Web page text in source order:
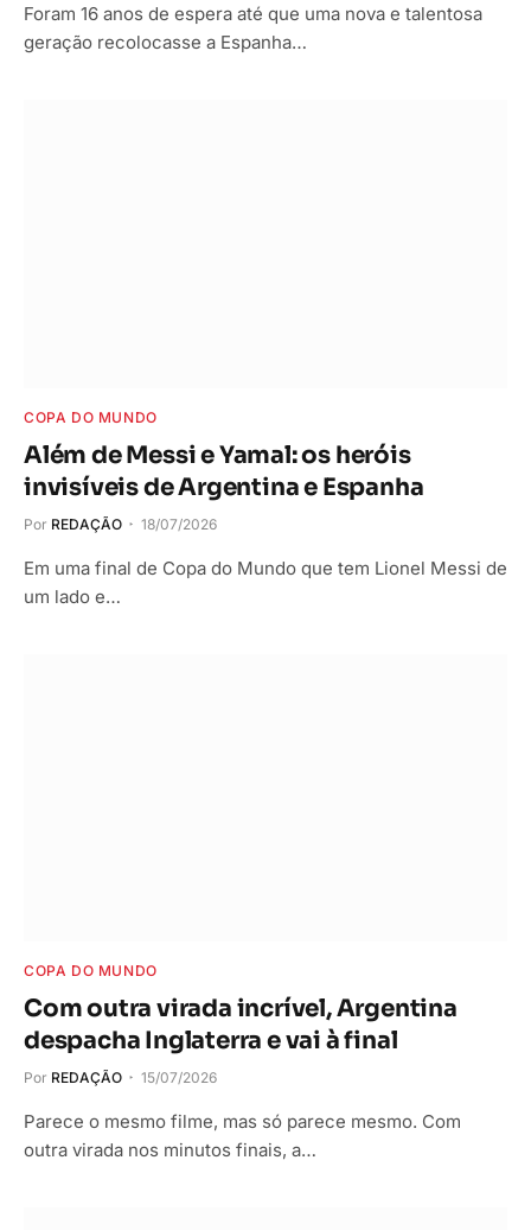
Foram 16 anos de espera até que uma nova e talentosa
geração recolocasse a Espanha…
COPA DO MUNDO
Além de Messi e Yamal: os heróis
invisíveis de Argentina e Espanha
Por REDAÇÃO 18/07/2026
Em uma final de Copa do Mundo que tem Lionel Messi de
um lado e…
COPA DO MUNDO
Com outra virada incrível, Argentina
despacha Inglaterra e vai à final
Por REDAÇÃO 15/07/2026
Parece o mesmo filme, mas só parece mesmo. Com
outra virada nos minutos finais, a…